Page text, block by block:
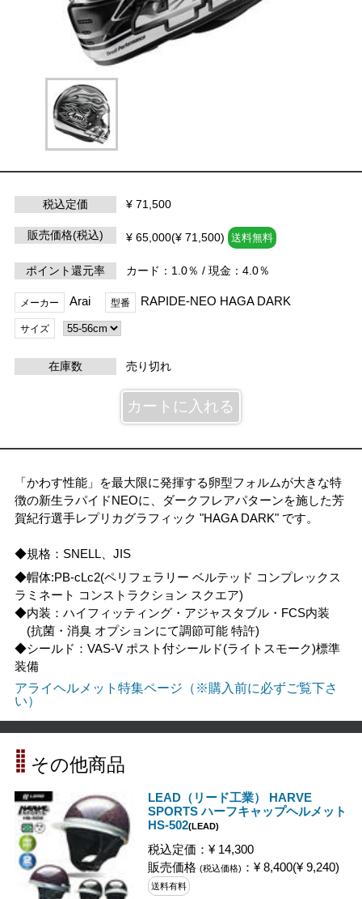
税込定価 ¥ 71,500
販売価格(税込) ¥ 65,000(¥ 71,500) 送料無料
ポイント還元率 カード：1.0％ / 現金：4.0％
メーカー Arai 型番 RAPIDE-NEO HAGA DARK
サイズ
在庫数 売り切れ
「かわす性能」を最大限に発揮する卵型フォルムが大きな特
徴の新生ラパイドNEOに、ダークフレアパターンを施した芳
賀紀行選手レプリカグラフィック "HAGA DARK" です。
◆規格：SNELL、JIS
◆帽体:PB-cLc2(ペリフェラリー ベルテッド コンプレックス
ラミネート コンストラクション スクエア)
◆内装：ハイフィッティング・アジャスタブル・FCS内装
(抗菌・消臭 オプションにて調節可能 特許)
◆シールド：VAS-V ポスト付シールド(ライトスモーク)標準
装備
アライヘルメット特集ページ（※購入前に必ずご覧下さ
い）
その他商品
LEAD（リード工業） HARVE
SPORTS ハーフキャップヘルメット
HS-502(LEAD)
税込定価：¥ 14,300
販売価格 (税込価格) ：¥ 8,400(¥ 9,240)
送料有料